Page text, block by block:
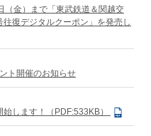
金）まで「東武鉄道＆関越交
復デジタルクーポン」を発売し
ト開催のお知らせ
します！（PDF:533KB）